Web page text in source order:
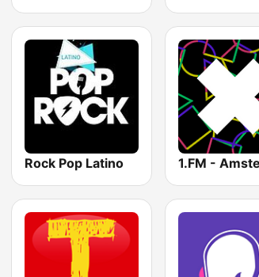
Rock Pop Latino